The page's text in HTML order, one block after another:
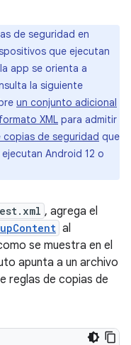
de seguridad en
que ejecutan
app se orienta a
la siguiente
un conjunto adicional
XML para admitir
de seguridad que
Android 12 o
, agrega el
al
se muestra en el
apunta a un archivo
reglas de copias de